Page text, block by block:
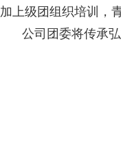
加上级团组织培训，
公司团委将传承